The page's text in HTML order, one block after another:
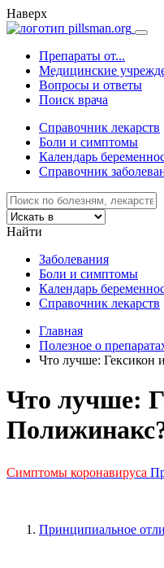
Наверх
Препараты от...
Медицинские
Вопросы и ответы
Поиск врача
Справочник лекарств
Боли и симптомы
Календарь
Справочник
Найти
Заболевания
Боли и симптомы
Календарь
Справочник лекарств
Главная
Полезное о
Что лучше: Гексикон
Что лучше:
Симптомы коронавируса
Принципиальное